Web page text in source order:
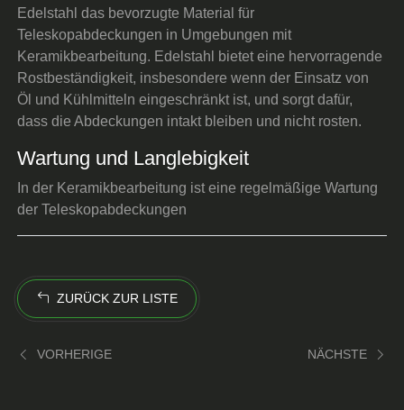
Edelstahl das bevorzugte Material für
Teleskopabdeckungen in Umgebungen mit
Keramikbearbeitung. Edelstahl bietet eine hervorragende
Rostbeständigkeit, insbesondere wenn der Einsatz von
Öl und Kühlmitteln eingeschränkt ist, und sorgt dafür,
dass die Abdeckungen intakt bleiben und nicht rosten.
Wartung und Langlebigkeit
In der Keramikbearbeitung ist eine regelmäßige Wartung
der Teleskopabdeckungen
ZURÜCK ZUR LISTE
VORHERIGE NÄCHSTE